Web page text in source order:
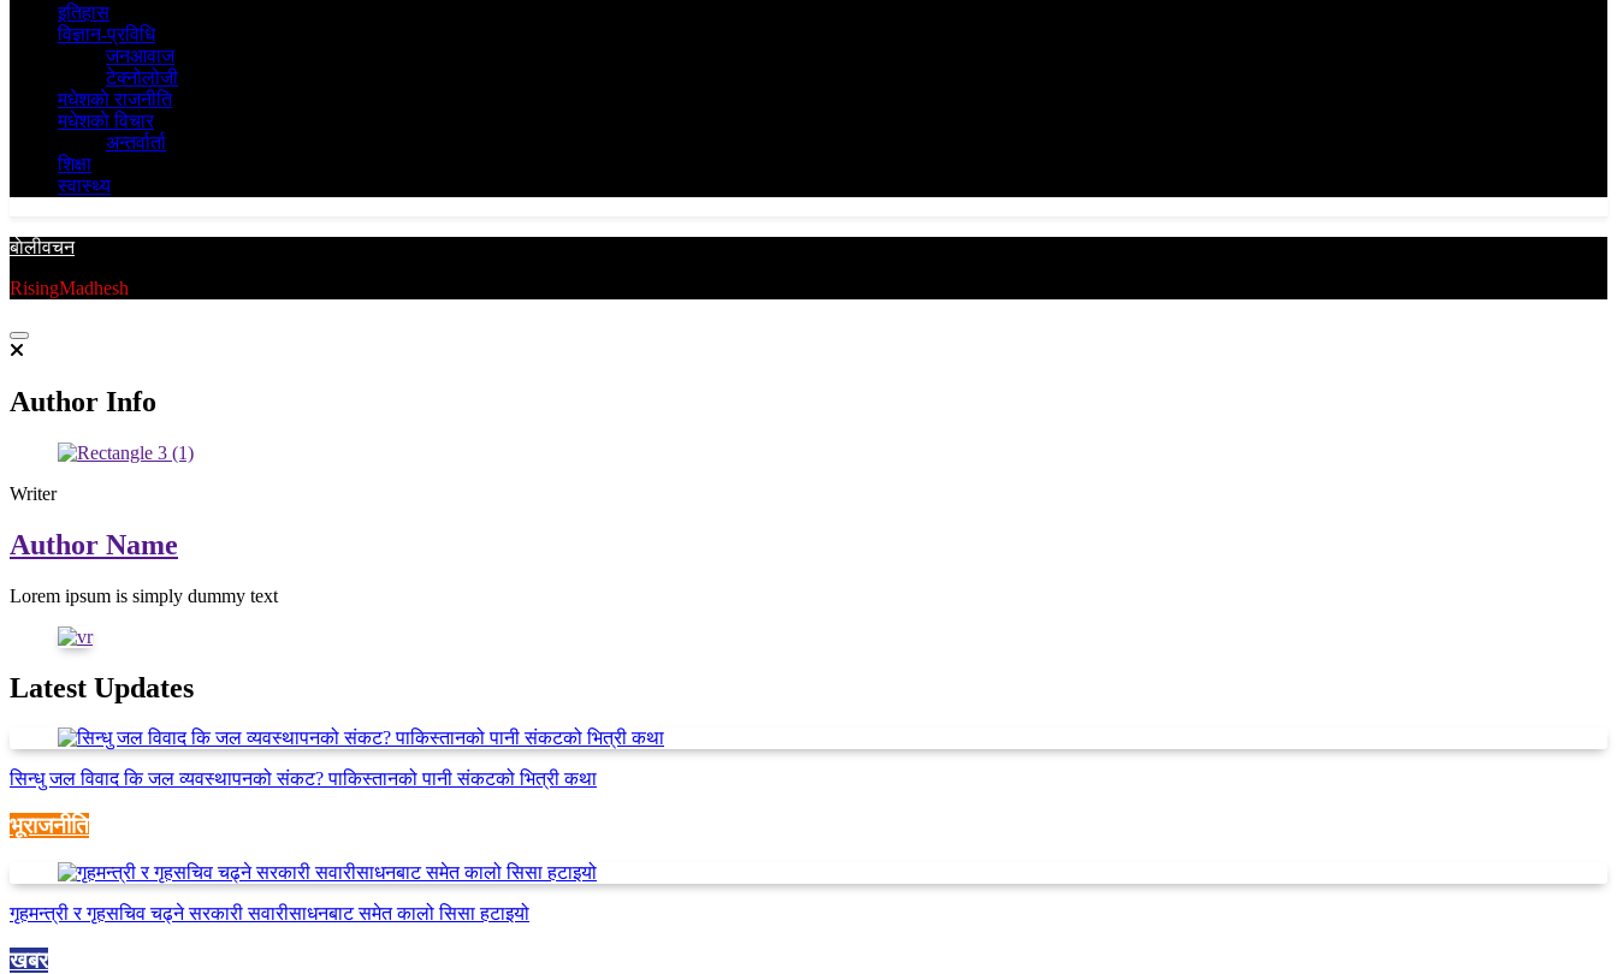
इतिहास
विज्ञान-प्रविधि
जनआवाज
टेक्नोलोजी
मधेशकाे राजनीति
मधेशकाे विचार
अन्तर्वार्ता
शिक्षा
स्वास्थ्य
बाेलीवचन
RisingMadhesh
Author Info
Writer
Author Name
Lorem ipsum is simply dummy text
Latest Updates
सिन्धु जल विवाद कि जल व्यवस्थापनको संकट? पाकिस्तानको पानी संकटको भित्री कथा
भूराजनीति
गृहमन्त्री र गृहसचिव चढ्ने सरकारी सवारीसाधनबाट समेत कालो सिसा हटाइयो
खबर